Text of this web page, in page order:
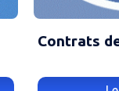
Contrats